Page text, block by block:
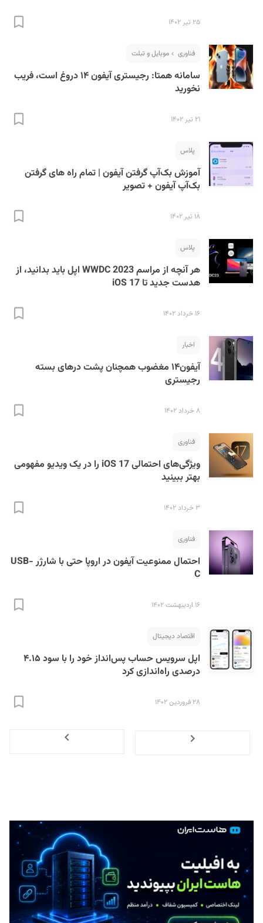
۲۵ تیر ۱۴۰۲
فناوری موبایل و تبلت
سامانه همتا: رجیستری آیفون ۱۴ دروغ است، فریب
نخورید
۲۱ تیر ۱۴۰۲
پلاس
آموزش بک‌آپ گرفتن آیفون | تمام راه های گرفتن
بک‌آپ آیفون + تصویر
۱۸ تیر ۱۴۰۲
پلاس
هر آنچه از مراسم WWDC 2023 اپل باید بدانید، از
هدست جدید تا iOS 17
۱۶ خرداد ۱۴۰۲
اخبار
آیفون۱۴ مغضوب همچنان پشت درهای بسته
رجیستری
۸ خرداد ۱۴۰۲
فناوری
ویژگی‌های احتمالی iOS 17 را در یک ویدیو مفهومی
بهتر ببینید
۳ خرداد ۱۴۰۲
فناوری
احتمال ممنوعیت آیفون در اروپا حتی با شارژر USB-
C
۱۶ اردیبهشت ۱۴۰۲
اقتصاد دیجیتال
اپل سرویس حساب‌ پس‌انداز خود را با سود ۴.۱۵
درصدی راه‌اندازی کرد
۲۸ فروردین ۱۴۰۲